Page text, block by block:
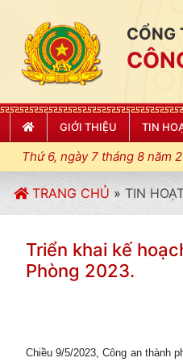
CỔNG
GIỚI THIỆU TIN
Thứ 6, ngày 7 tháng 8 năm
TRANG CHỦ » TIN
Triển khai kế
Phòng 2023.
Chiều 9/5/2023, Công an thành